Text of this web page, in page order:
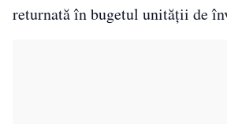
returnată în bugetul unității de